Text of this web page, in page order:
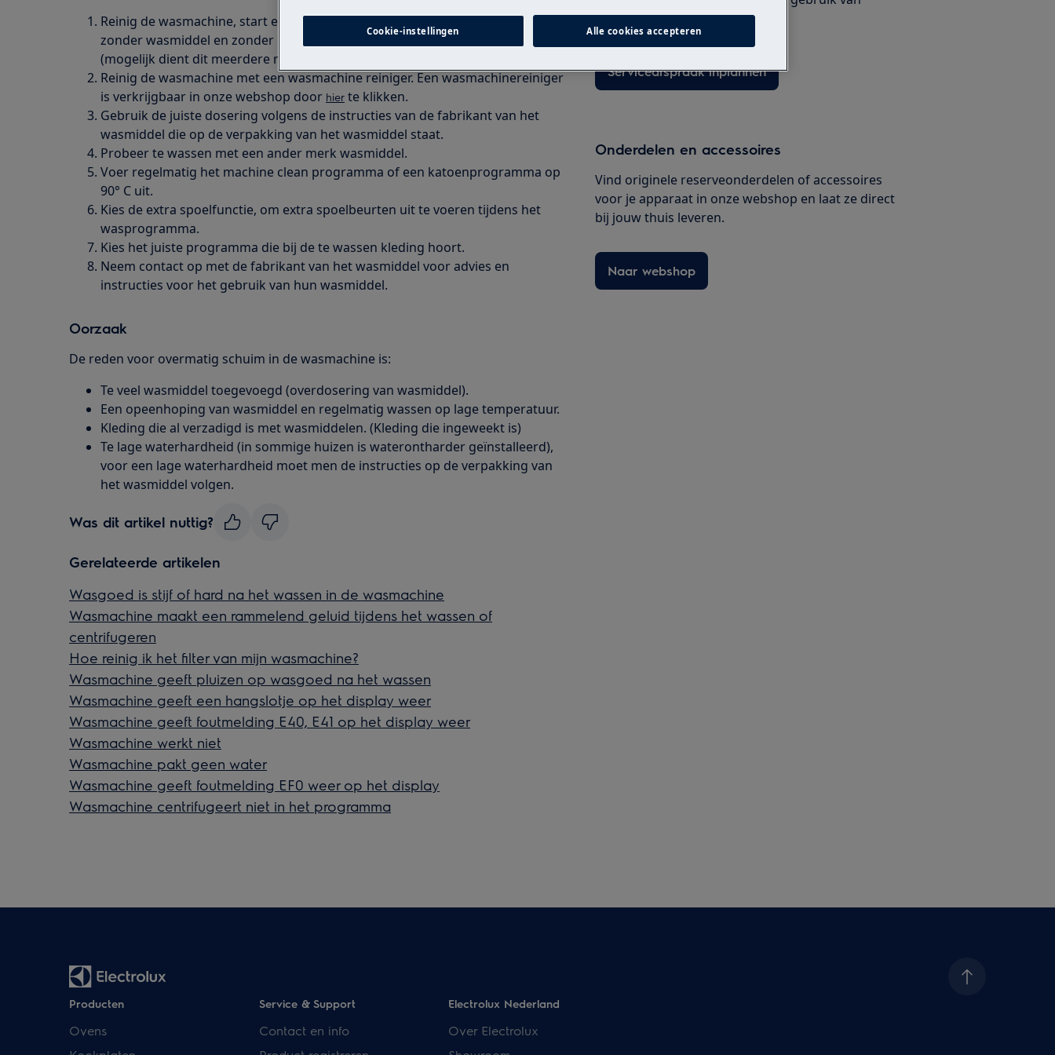
Reinig de wasmachine, start een wasprogramma op de hoogste temperatuur,
zonder wasmiddel en zonder kleding., tot dat er geen schuim meer ontstaat.
(mogelijk dient dit meerdere malen te worden uitgevoerd.)
Reinig de wasmachine met een wasmachine reiniger. Een wasmachinereiniger
is verkrijgbaar in onze webshop door hier te klikken.
Gebruik de juiste dosering volgens de instructies van de fabrikant van het
wasmiddel die op de verpakking van het wasmiddel staat.
Probeer te wassen met een ander merk wasmiddel.
Voer regelmatig het machine clean programma of een katoenprogramma op
90° C uit.
Kies de extra spoelfunctie, om extra spoelbeurten uit te voeren tijdens het
wasprogramma.
Kies het juiste programma die bij de te wassen kleding hoort.
Neem contact op met de fabrikant van het wasmiddel voor advies en
instructies voor het gebruik van hun wasmiddel.
Oorzaak
De reden voor overmatig schuim in de wasmachine is:
Te veel wasmiddel toegevoegd (overdosering van wasmiddel).
Een opeenhoping van wasmiddel en regelmatig wassen op lage temperatuur.
Kleding die al verzadigd is met wasmiddelen. (Kleding die ingeweekt is)
Te lage waterhardheid (in sommige huizen is waterontharder geïnstalleerd),
voor een lage waterhardheid moet men de instructies op de verpakking van
het wasmiddel volgen.
Was dit artikel nuttig?
Gerelateerde artikelen
Wasgoed is stijf of hard na het wassen in de wasmachine
Wasmachine maakt een rammelend geluid tijdens het wassen of
centrifugeren
Hoe reinig ik het filter van mijn wasmachine?
Wasmachine geeft pluizen op wasgoed na het wassen
Wasmachine geeft een hangslotje op het display weer
Wasmachine geeft foutmelding E40, E41 op het display weer
Wasmachine werkt niet
Wasmachine pakt geen water
Wasmachine geeft foutmelding EF0 weer op het display
Wasmachine centrifugeert niet in het programma
originele Electrolux onderdelen.
Serviceafspraak inplannen
Onderdelen en accessoires
Vind originele reserveonderdelen of accessoires
voor je apparaat in onze webshop en laat ze direct
bij jouw thuis leveren.
Naar webshop
Producten
Ovens
Service & Support
Contact en info
Electrolux Nederland
Over Electrolux
Cookie-instellingen Alle cookies accepteren